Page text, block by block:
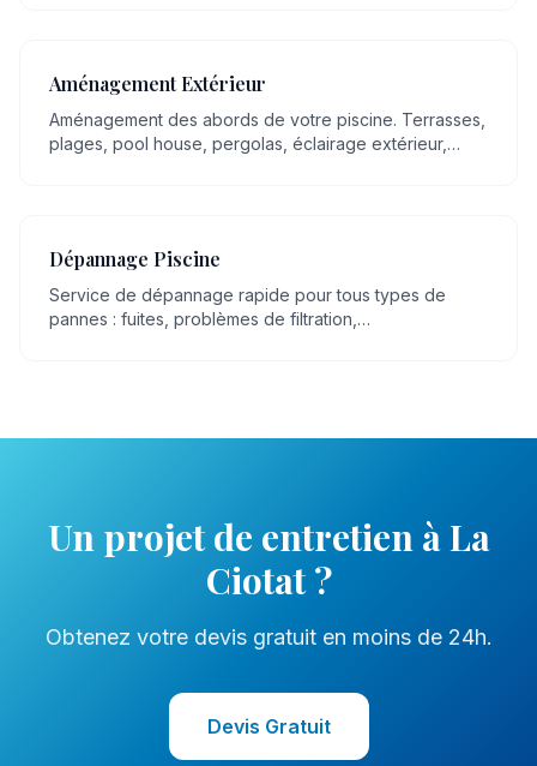
Aménagement Extérieur
Aménagement des abords de votre piscine. Terrasses,
plages, pool house, pergolas, éclairage extérieur,
Dépannage Piscine
Service de dépannage rapide pour tous types de
pannes : fuites, problèmes de filtration,
Un projet de entretienàLa
Ciotat?
Obtenez votre devis gratuit en moins de 24h.
Devis Gratuit